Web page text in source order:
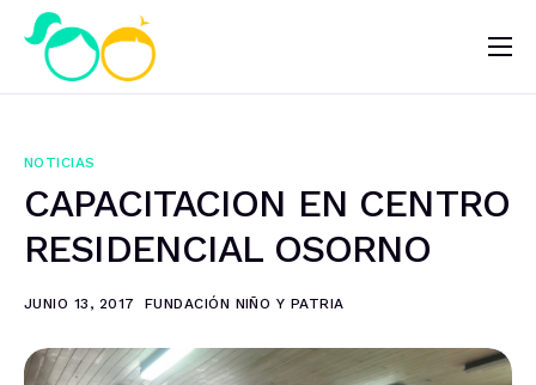
Nosotros
Noticias
¿Quieres ayudar?
NOTICIAS
CAPACITACION EN CENTRO
RESIDENCIAL OSORNO
JUNIO 13, 2017 FUNDACIÓN NIÑO Y PATRIA